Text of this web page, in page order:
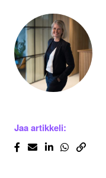
Jaa artikkeli: